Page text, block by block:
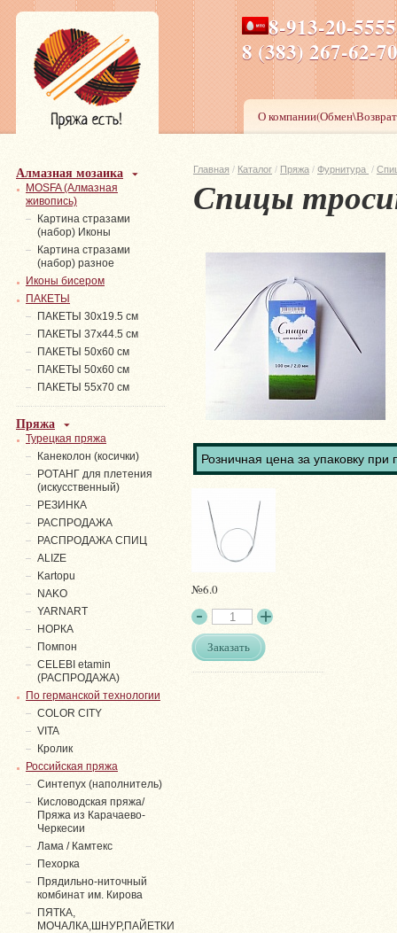
8-913-20-
8 (383) 267-
ПН-ПТ 8-17,СБ-ВС 9-
О
Главная / Каталог / Пряжа / Фурнитура /
Спицы
Розничная цена за упаковку при
№6.0
Заказать
Алмазная мозаика
MOSFA (Алмазная
живопись)
Картина стразами
(набор) Иконы
Картина стразами
(набор) разное
Иконы бисером
ПАКЕТЫ
ПАКЕТЫ 30х19.5 см
ПАКЕТЫ 37х44.5 см
ПАКЕТЫ 50х60 см
ПАКЕТЫ 50х60 см
ПАКЕТЫ 55х70 см
Пряжа
Турецкая пряжа
Канеколон (косички)
РОТАНГ для плетения
(искусственный)
PЕЗИНКА
РАСПРОДАЖА
РАСПРОДАЖА СПИЦ
ALIZE
Kartopu
NAKO
YARNART
НОРКА
Помпон
СELEBI etamin
(РАСПРОДАЖА)
По германской технологии
COLOR CITY
VITA
Кролик
Российская пряжа
Синтепух (наполнитель)
Кисловодская пряжа/
Пряжа из Карачаево-
Черкесии
Лама / Камтекс
Пехорка
Прядильно-ниточный
комбинат им. Кирова
ПЯТКА,
МОЧАЛКА,ШНУР,ПАЙЕТКИ